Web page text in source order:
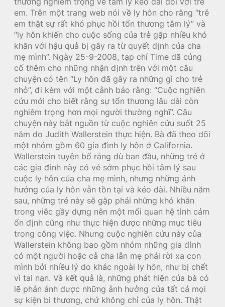
em. Trên một trang web nói về ly hôn cho rằng “trẻ
em thật sự rất khó phục hồi tổn thương tâm lý” và
“ly hôn khiến cho cuộc sống của trẻ gặp nhiều khó
khăn với hậu quả bị gây ra từ quyết định của cha
mẹ mình”. Ngày 25-9-2008, tạp chí Time đã củng
cố thêm cho những nhận định trên với một câu
chuyện có tên “Ly hôn đã gây ra những gì cho trẻ
nhỏ”, đi kèm với một cảnh báo rằng: “Cuộc nghiên
cứu mới cho biết rằng sự tổn thương lâu dài còn
nghiêm trọng hơn mọi người thường nghĩ”. Câu
chuyện này bắt nguồn từ cuộc nghiên cứu suốt 25
năm do Judith Wallerstein thực hiện. Bà đã theo dõi
một nhóm gồm 60 gia đình ly hôn ở California.
Wallerstein tuyên bố rằng dù ban đầu, những trẻ ở
các gia đình này có vẻ sớm phục hồi tâm lý sau
cuộc ly hôn của cha mẹ mình, nhưng những ảnh
hưởng của ly hôn vẫn tồn tại và kéo dài. Nhiều năm
sau, những trẻ này sẽ gặp phải những khó khăn
trong viêc gầy dựng nên một mối quan hệ tình cảm
ổn định cũng như thực hiện được những mục tiêu
trong công việc. Nhưng cuộc nghiên cứu này của
Wallerstein không bao gồm nhóm những gia đình
có một người hoặc cả cha lẫn mẹ phải rời xa con
mình bởi nhiều lý do khác ngoài ly hôn, như bị chết
vì tai nạn. Và kết quả là, những phát hiện của bà có
lẽ phản ánh được những ảnh hưởng của tất cả mọi
sự kiện bi thương, chứ không chỉ của ly hôn. Thật